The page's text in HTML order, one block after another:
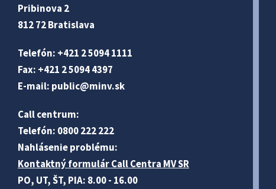
Pribinova 2
812 72 Bratislava
Telefón: +421 2 5094 1111
Fax: +421 2 5094 4397
E-mail: public@minv.sk
Call centrum:
Telefón: 0800 222 222
Nahlásenie problému:
Kontaktný formulár Call Centra MV SR
PO, UT, ŠT, PIA: 8.00 - 16.00